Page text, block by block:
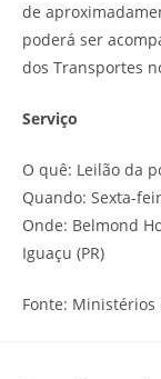
de
poderá ser
dos Transportes
Serviço
O quê: Leilão da
Quando: Sexta-
Onde: Belmond
Iguaçu (PR)
Fonte: Ministérios